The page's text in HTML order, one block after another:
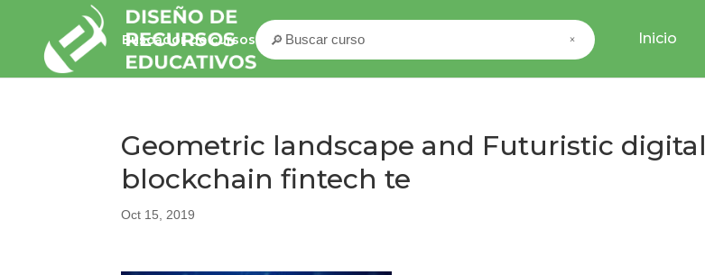
Buscador de cursos 🔎 × Inicio
Geometric landscape and Futuristic digital
blockchain fintech te
Oct 15, 2019